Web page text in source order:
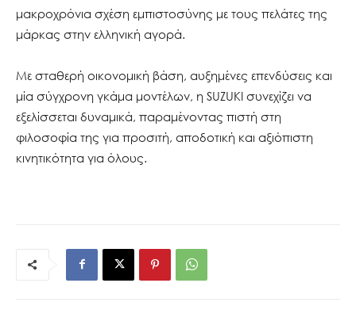
μακροχρόνια σχέση εμπιστοσύνης με τους πελάτες της
μάρκας στην ελληνική αγορά.
Με σταθερή οικονομική βάση, αυξημένες επενδύσεις και
μία σύγχρονη γκάμα μοντέλων, η SUZUKI συνεχίζει να
εξελίσσεται δυναμικά, παραμένοντας πιστή στη
φιλοσοφία της για προσιτή, αποδοτική και αξιόπιστη
κινητικότητα για όλους.